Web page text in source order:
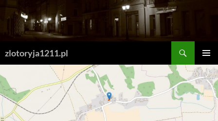
Skip
content
zlotoryja1211.pl
MENU